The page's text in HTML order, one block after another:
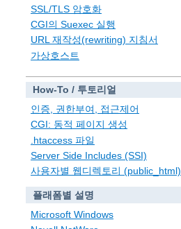
SSL/TLS 암호화
CGI의 Suexec 실행
URL 재작성(rewriting) 지침서
가상호스트
How-To / 투토리얼
인증, 권한부여, 접근제어
CGI: 동적 페이지 생성
.htaccess 파일
Server Side Includes (SSI)
사용자별 웹디렉토리 (public_html)
플래폼별 설명
Microsoft Windows